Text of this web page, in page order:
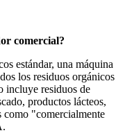
comercial?
estándar, una máquina
los residuos orgánicos
incluye residuos de
productos lácteos,
como "comercialmente